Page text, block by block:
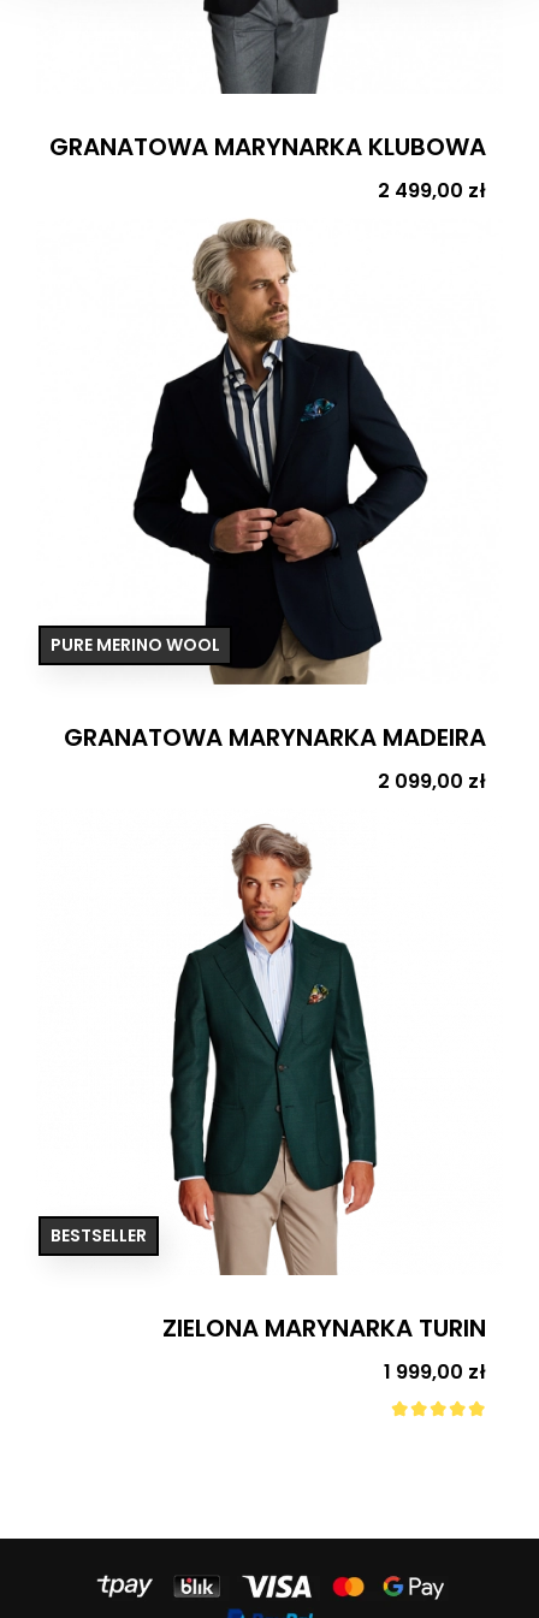
GRANATOWA MARYNARKA KLUBOWA
Cena
2 499,00 zł
PURE MERINO WOOL
GRANATOWA MARYNARKA MADEIRA
Cena
2 099,00 zł
BESTSELLER
ZIELONA MARYNARKA TURIN
Cena
1 999,00 zł